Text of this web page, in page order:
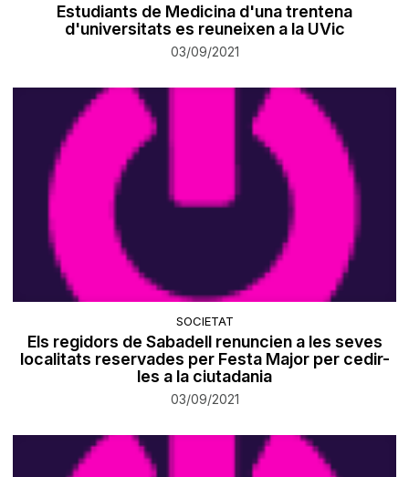
Estudiants de Medicina d'una trentena
d'universitats es reuneixen a la UVic
03/09/2021
SOCIETAT
​Els regidors de Sabadell renuncien a les seves
localitats reservades per Festa Major per cedir-
les a la ciutadania
03/09/2021